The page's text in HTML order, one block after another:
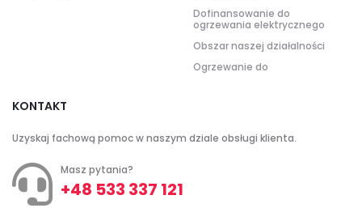
Dofinansowanie do
ogrzewania elektrycznego
Obszar naszej działalności
Ogrzewanie do
KONTAKT
Uzyskaj fachową pomoc w naszym dziale obsługi klienta.
Masz pytania?
+48 533 337 121